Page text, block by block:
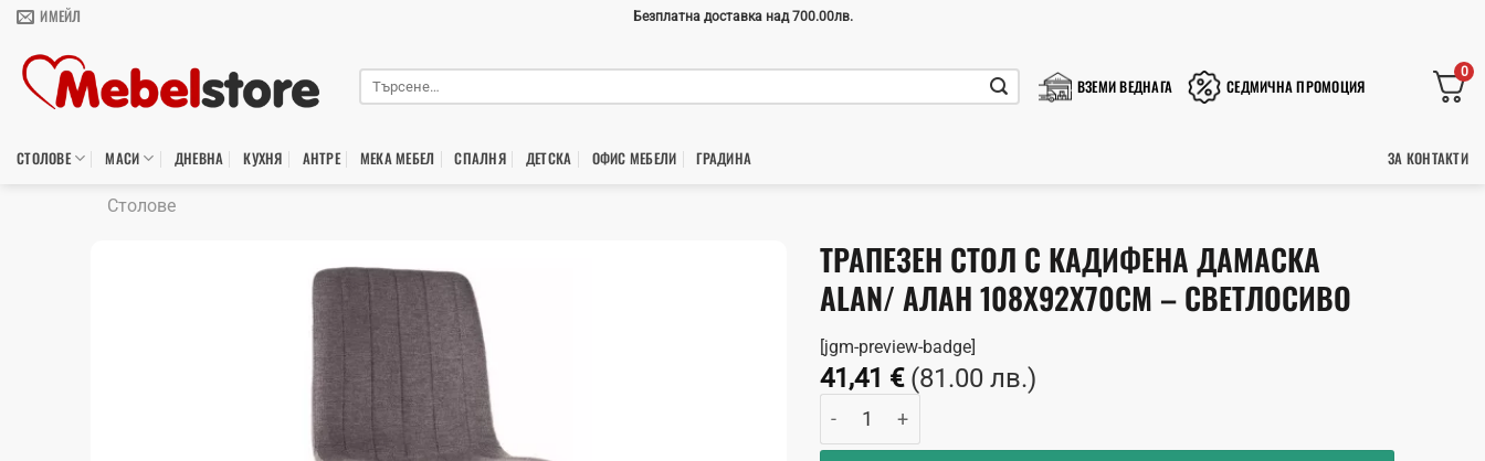
Skip
content
ИМЕЙЛ Безплатна доставка над 700.00лв.
ВЗЕМИ ВЕДНАГА СЕДМИЧНА ПРОМОЦИЯ
0
СТОЛОВЕ МАСИ ДНЕВНА КУХНЯ АНТРЕ МЕКА МЕБЕЛ СПАЛНЯ ДЕТСКА ОФИС МЕБЕЛИ ГРАДИНA ЗА КОНТАКТИ
Столове
ТРАПЕЗЕН СТОЛ С КАДИФЕНА ДАМАСКА
ALAN/ АЛАН 108X92X70СМ – СВЕТЛОСИВО
[jgm-preview-badge]
41,41 € (81.00 лв.)